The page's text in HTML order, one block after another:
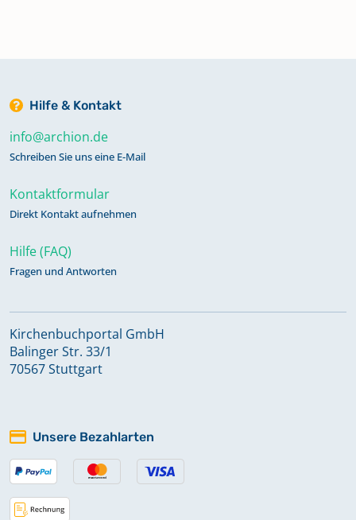
Hilfe & Kontakt
info@archion.de
Schreiben Sie uns eine E-Mail
Kontaktformular
Direkt Kontakt aufnehmen
Hilfe (FAQ)
Fragen und Antworten
Kirchenbuchportal GmbH
Balinger Str. 33/1
70567 Stuttgart
Unsere Bezahlarten